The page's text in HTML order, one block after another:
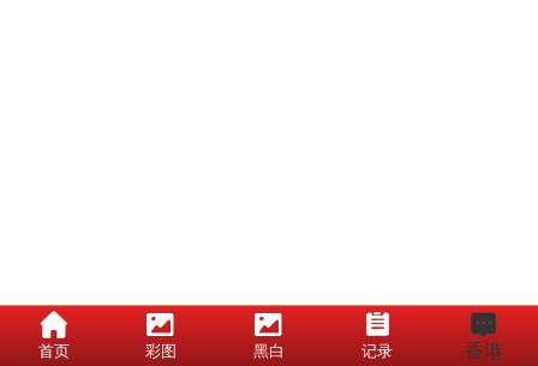
首页 彩图 黑白 记录 香港